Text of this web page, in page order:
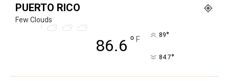
PUERTO RICO
Few Clouds
86.6 ° F 89°
84.7°